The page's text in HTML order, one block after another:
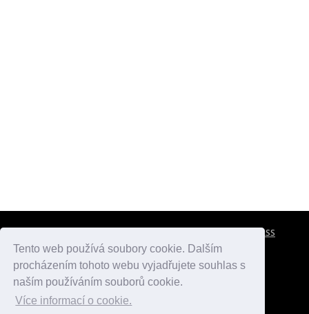
Tento web používá soubory cookie. Dalším
procházením tohoto webu vyjadřujete souhlas s
naším používáním souborů cookie.
Více informací o cookie.
RSS
atlaspamatek.info